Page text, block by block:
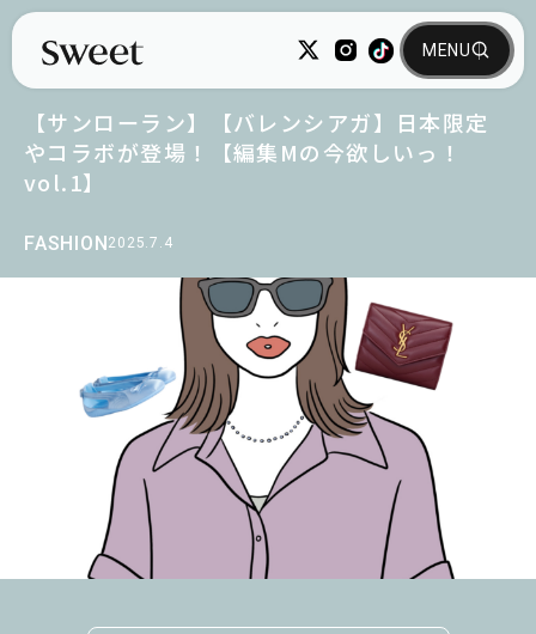
FASHION2025.7.4
【サンローラン】【バレンシアガ】日本限定
やコラボが登場！【編集Mの今欲しいっ！
vol.1】